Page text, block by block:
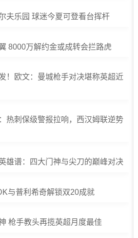
夫乐园 球迷今夏可登看台挥杆
8000万解约金或成转会拦路虎
！欧文：曼城枪手对决堪称英超近
热刺保级警报拉响，西汉姆联逆势
雄谱：四大门神与尖刀的巅峰对决
与普利希奇解锁双20成就
枪手教头再揽英超月度最佳